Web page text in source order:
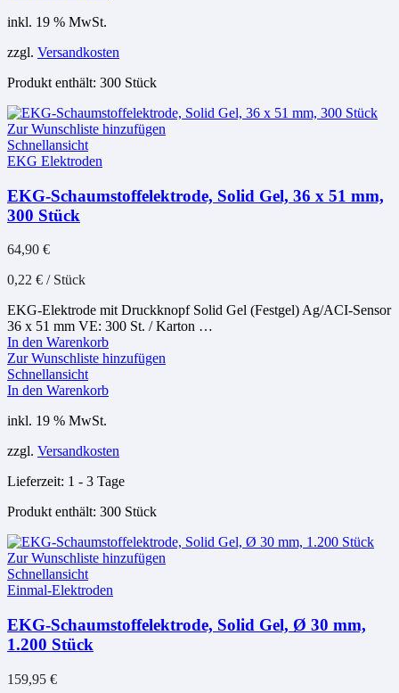
inkl. 19 % MwSt.
zzgl. Versandkosten
Produkt enthält: 300 Stück
Zur Wunschliste hinzufügen
Schnellansicht
EKG Elektroden
EKG-Schaumstoffelektrode, Solid Gel, 36 x 51 mm,
300 Stück
64,90 €
0,22 € / Stück
EKG-Elektrode mit Druckknopf Solid Gel (Festgel) Ag/ACI-Sensor
36 x 51 mm VE: 300 St. / Karton …
In den Warenkorb
Zur Wunschliste hinzufügen
Schnellansicht
In den Warenkorb
inkl. 19 % MwSt.
zzgl. Versandkosten
Lieferzeit: 1 - 3 Tage
Produkt enthält: 300 Stück
Zur Wunschliste hinzufügen
Schnellansicht
Einmal-Elektroden
EKG-Schaumstoffelektrode, Solid Gel, Ø 30 mm,
1.200 Stück
159,95 €